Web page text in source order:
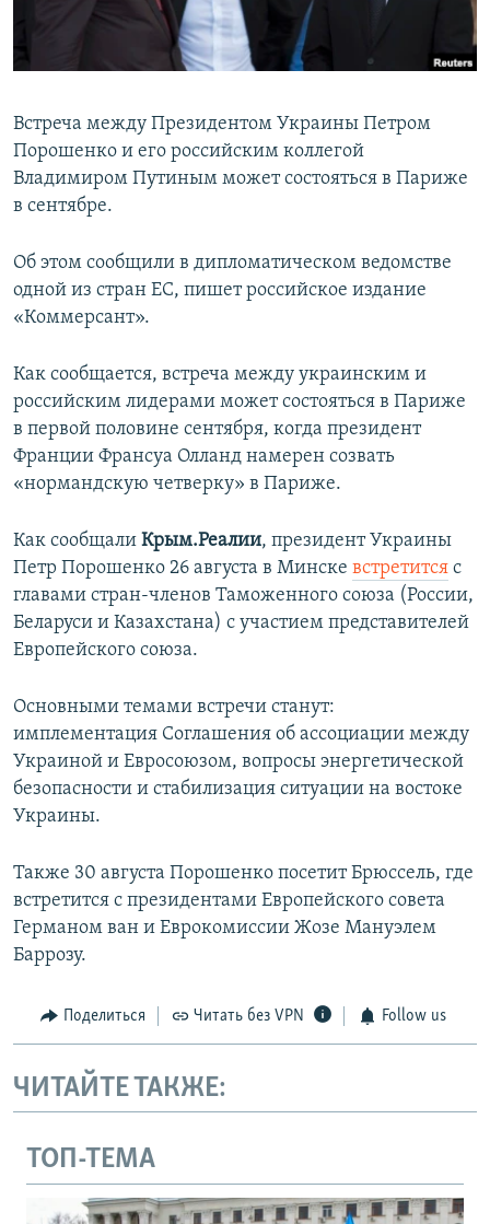
ПОБЕДИТЕЛЕЙ НЕ СУДЯТ?
КРЫМ.НЕПОКОРЕННЫЙ
УКРАИНСКАЯ ПРОБЛЕМА КРЫМА
ПРИСОЕДИНЯЙТЕСЬ!
Все сайты RFE/RL
Встреча между Президентом Украины Петром
Порошенко и его российским коллегой
Владимиром Путиным может состояться в Париже
в сентябре.
Об этом сообщили в дипломатическом ведомстве
одной из стран ЕС, пишет российское издание
«Коммерсант».
Как сообщается, встреча между украинским и
российским лидерами может состояться в Париже
в первой половине сентября, когда президент
Франции Франсуа Олланд намерен созвать
«нормандскую четверку» в Париже.
Как сообщали Крым.Реалии, президент Украины
Петр Порошенко 26 августа в Минске встретится с
главами стран-членов Таможенного союза (России,
Беларуси и Казахстана) с участием представителей
Европейского союза.
Основными темами встречи станут:
имплементация Соглашения об ассоциации между
Украиной и Евросоюзом, вопросы энергетической
безопасности и стабилизация ситуации на востоке
Украины.
Также 30 августа Порошенко посетит Брюссель, где
встретится с президентами Европейского совета
Германом ван и Еврокомиссии Жозе Мануэлем
Баррозу.
Поделиться Читать без VPN Follow us
ЧИТАЙТЕ ТАКЖЕ:
ТОП-ТЕМА